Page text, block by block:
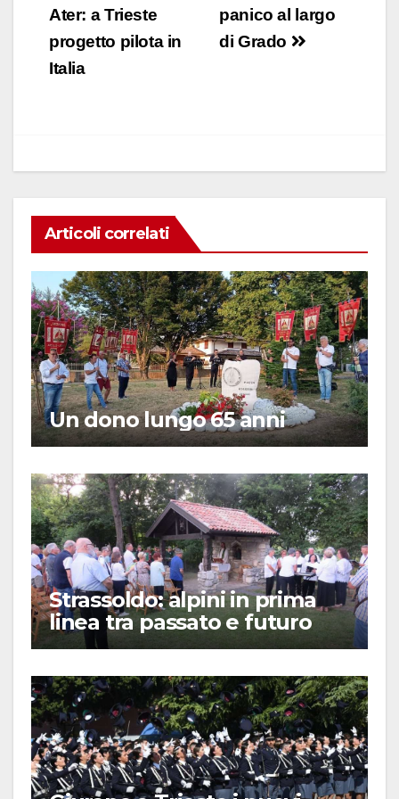
e
b
o
s
A
di
vi
articoli
panico al largo
di Grado
Ater: a Trieste
progetto pilota in
Italia
Articoli correlati
Un dono lungo 65 anni
Strassoldo: alpini in prima
linea tra passato e futuro